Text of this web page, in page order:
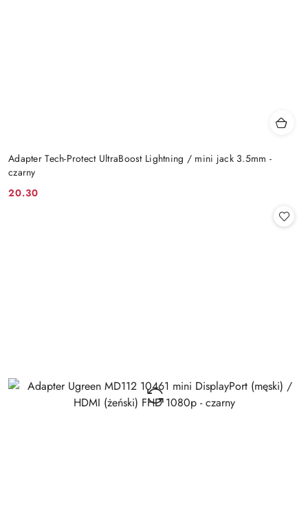
Adapter Tech-Protect UltraBoost Lightning / mini jack 3.5mm -
czarny
Cena:
20.30